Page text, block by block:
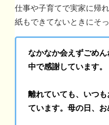
仕事や子育てで実家に帰
紙もできてないときにそ
なかなか会えずごめ
中で感謝しています。
離れていても、いつ
ています。母の日、お